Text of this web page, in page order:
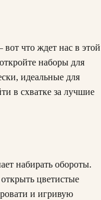
что ждет нас в этой
наборы для
идеальные для
в схватке за лучшие
набирать обороты.
цветистые
и игривую